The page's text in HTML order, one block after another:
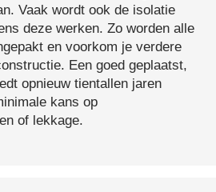
Vaak wordt ook de isolatie
deze werken. Zo worden alle
en voorkom je verdere
Een goed geplaatst,
opnieuw tientallen jaren
kans op
of lekkage.